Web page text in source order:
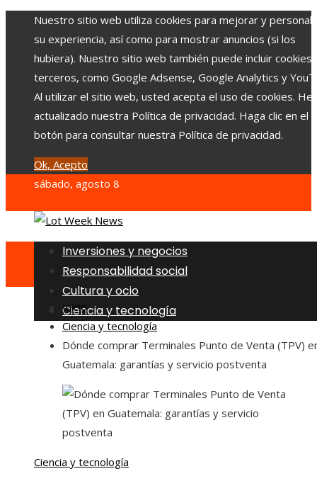
Nuestro sitio web utiliza cookies para mejorar y
su experiencia, así como para mostrar anuncios (si los
hubiera). Nuestro sitio web también puede incluir cookies
terceros, como Google Adsense, Google Analytics y
Al utilizar el sitio web, usted acepta el uso de cookies.
actualizado nuestra Política de privacidad. Haga clic en el
botón para consultar nuestra Política de privacidad.
Ok, Acepto
sábado, agosto 8
Inversiones y negocios
Responsabilidad social
Cultura y ocio
Ciencia y tecnología
Inicio
Ciencia y tecnología
Dónde comprar Terminales Punto de Venta (TPV)
Guatemala: garantías y servicio postventa
Ciencia y tecnología